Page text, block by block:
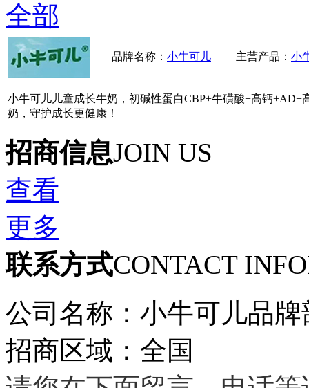
全部
品牌名称： 小牛可儿 主营产品： 小
小牛可儿儿童成长牛奶，初碱性蛋白CBP+牛磺酸+高钙
奶，守护成长更健康！
招商信息JOIN US
查看
更多
联系方式CONTACT
公司名称：小牛可儿品牌
招商区域：全国